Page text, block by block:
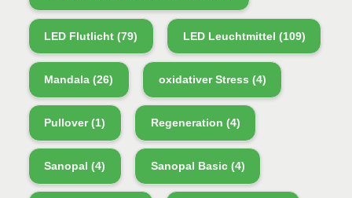
LED Flutlicht (79) LED Leuchtmittel (109)
Mandala (26) oxidativer Stress (4)
Pullover(1) Regeneration (4)
Sanopal (4) Sanopal Basic(4)